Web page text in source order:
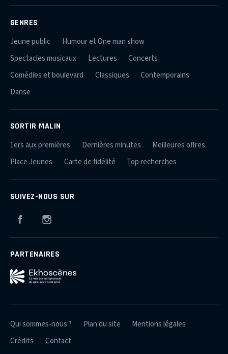
GENRES
Jeune public
Humour et One man show
Spectacles musicaux
Lectures
Concerts
Comédies et boulevard
Classiques
Contemporains
Danse
SORTIR MALIN
1ers aux premières Dernières minutes
Meilleures offres
Place Jeunes
Carte de fidélité Top recherches
SUIVEZ-NOUS SUR
Facebook
PARTENAIRES
Qui sommes-nous ? Plan du site
Mentions légales
Crédits
Contact